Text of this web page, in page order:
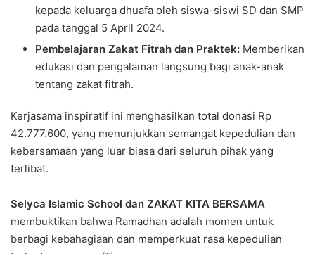
kepada keluarga dhuafa oleh siswa-siswi SD dan SMP
pada tanggal 5 April 2024.
Pembelajaran Zakat Fitrah dan Praktek: Memberikan
edukasi dan pengalaman langsung bagi anak-anak
tentang zakat fitrah.
Kerjasama inspiratif ini menghasilkan total donasi Rp
42.777.600, yang menunjukkan semangat kepedulian dan
kebersamaan yang luar biasa dari seluruh pihak yang
terlibat.
Selyca Islamic School dan ZAKAT KITA BERSAMA
membuktikan bahwa Ramadhan adalah momen untuk
berbagi kebahagiaan dan memperkuat rasa kepedulian